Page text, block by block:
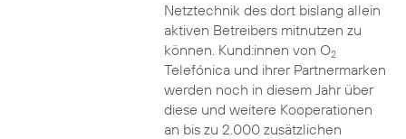
Netztechnik des dort bislang allein
aktiven Betreibers mitnutzen zu
können. Kund:innen von O2
Telefónica und ihrer Partnermarken
werden noch in diesem Jahr über
diese und weitere Kooperationen
an bis zu 2.000 zusätzlichen